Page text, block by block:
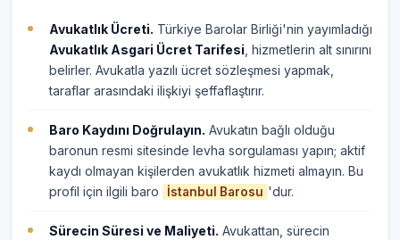
Avukatlık Ücreti. Türkiye Barolar Birliği'nin yayımladığı
Avukatlık Asgari Ücret Tarifesi , hizmetlerin alt sınırını
belirler. Avukatla yazılı ücret sözleşmesi yapmak,
taraflar arasındaki ilişkiyi şeffaflaştırır.
Baro Kaydını Doğrulayın. Avukatın bağlı olduğu
baronun resmi sitesinde levha sorgulaması yapın; aktif
kaydı olmayan kişilerden avukatlık hizmeti almayın. Bu
profil için ilgili baro
İstanbul Barosu 'dur.
Sürecin Süresi ve Maliyeti. Avukattan, sürecin